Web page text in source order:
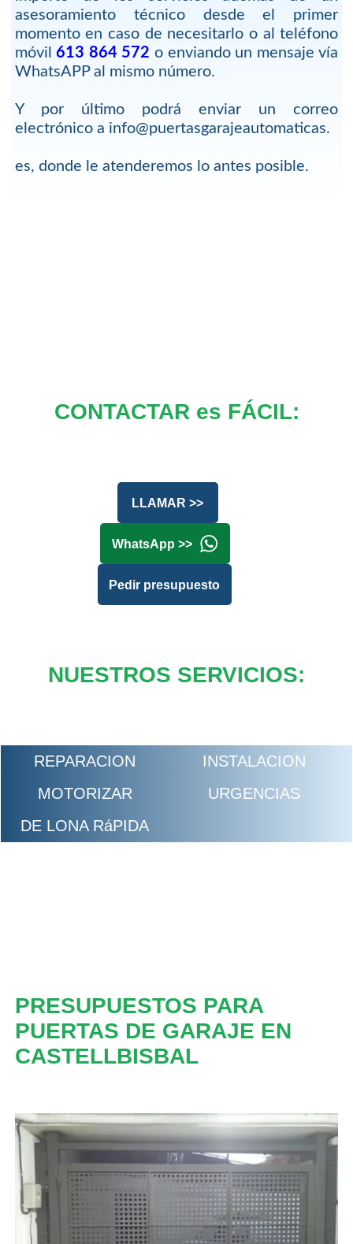
asesoramiento técnico desde el primer
momento en caso de necesitarlo o al teléfono
móvil613 864 572 o enviando un mensaje vía
WhatsAPP al mismo número.
Y por último podrá enviar un correo
electrónico a info@puertasgarajeautomaticas.
es, donde le atenderemos lo antes posible.
CONTACTAR es FÁCIL:
LLAMAR >>
WhatsApp >>
Pedir presupuesto
NUESTROS SERVICIOS:
REPARACION
INSTALACION
MOTORIZAR
URGENCIAS
DE LONA RáPIDA
PRESUPUESTOS PARA
PUERTAS DE GARAJE EN
CASTELLBISBAL